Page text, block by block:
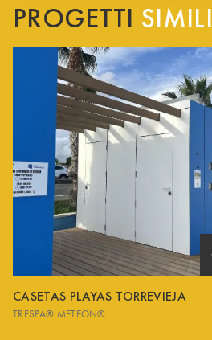
PROGETTI SIMILI
CASETAS PLAYAS TORREVIEJA
TRESPA® METEON®